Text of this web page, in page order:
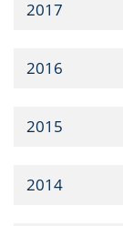
2017
2016
2015
2014